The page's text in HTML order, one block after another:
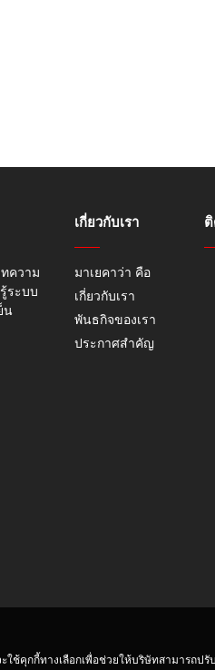
ความ
ระบบ
น
เกี่ยวกับเรา
มาเยคาว่า คือ
เกี่ยวกับเรา
พันธกิจของเรา
ประกาศสำคัญ
คุกกี้ทางเลือกเพื่อช่วยให้บริษัทสามารถ